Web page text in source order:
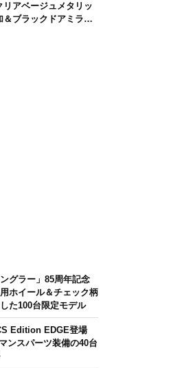
リアベージュメタリッ
＆ブラックドアミラー
グラー」85周年記念
ホイール＆チェック柄
た100台限定モデル
Edition EDGE登場
ンスパーツ装備の40台